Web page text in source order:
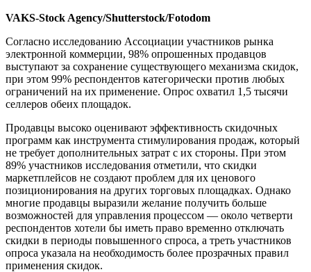
VAKS-Stock Agency/Shutterstock/Fotodom
Согласно исследованию Ассоциации участников рынка
электронной коммерции, 98% опрошенных продавцов
выступают за сохранение существующего механизма скидок,
при этом 99% респондентов категорически против любых
ограничений на их применение. Опрос охватил 1,5 тысячи
селлеров обеих площадок.
Продавцы высоко оценивают эффективность скидочных
программ как инструмента стимулирования продаж, который
не требует дополнительных затрат с их стороны. При этом
89% участников исследования отметили, что скидки
маркетплейсов не создают проблем для их ценового
позиционирования на других торговых площадках. Однако
многие продавцы выразили желание получить больше
возможностей для управления процессом — около четверти
респондентов хотели бы иметь право временно отключать
скидки в периоды повышенного спроса, а треть участников
опроса указала на необходимость более прозрачных правил
применения скидок.